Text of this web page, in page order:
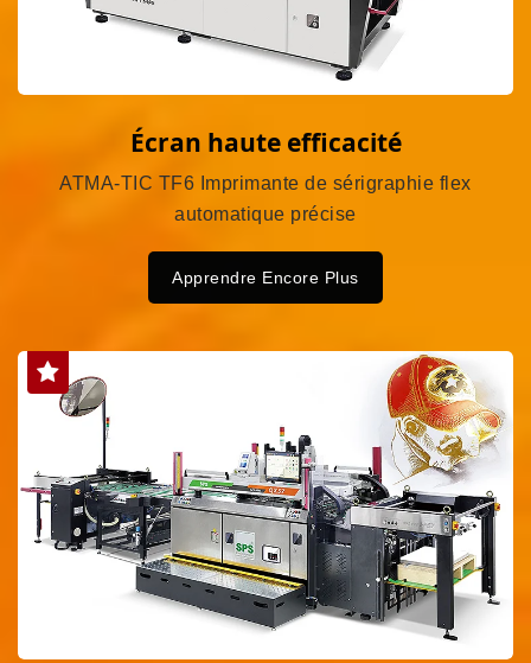
Écran haute efficacité
ATMA-TIC TF6 Imprimante de sérigraphie flex
automatique précise
Apprendre Encore Plus